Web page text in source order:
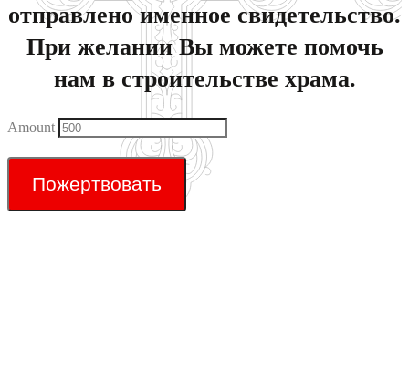
отправлено именное свидетельство.
При желании Вы можете помочь
нам в строительстве храма.
Amount
Пожертвовать